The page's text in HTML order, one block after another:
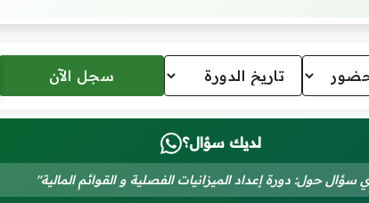
لديك سؤال؟
سؤال حول: دورة إعداد الميزانيات الفصلية و القوائم المالية"